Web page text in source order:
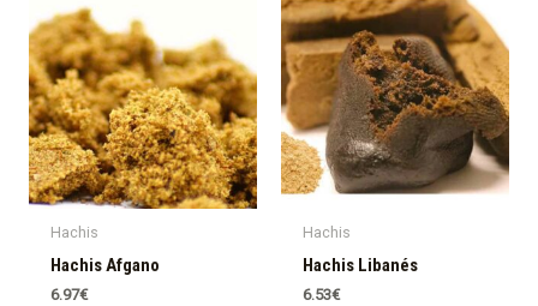
Hachis
Hachis Afgano
6.97€
Hachis
Hachis Libanés
6.53€